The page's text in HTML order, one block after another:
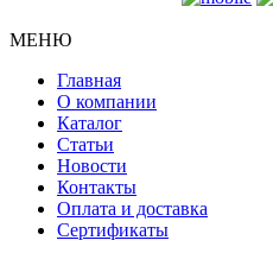
МЕНЮ
Главная
О компании
Каталог
Статьи
Новости
Контакты
Оплата и доставка
Сертификаты